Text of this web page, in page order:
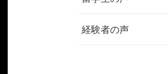
経験者の声